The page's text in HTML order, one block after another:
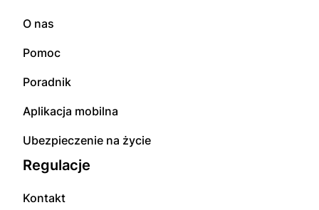
O nas
Pomoc
Poradnik
Aplikacja mobilna
Ubezpieczenie na życie
Regulacje
Kontakt